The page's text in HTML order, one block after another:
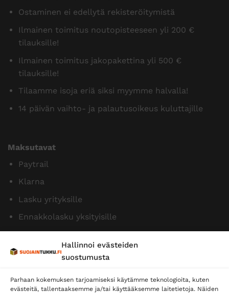
Hallinnoi evästeiden
suostumusta
Parhaan kokemuksen tarjoamiseksi käytämme teknologioita, kuten
evästeitä, tallentaaksemme ja/tai käyttääksemme laitetietoja. Näiden
Ostaminen ei edellytä rekisteröitymistä
Ilmainen toimitus noutopisteeseen yli 200 €
tilauksille!
Ilmainen toimitus jakopakettina yli 500 €
tilauksille!
Tilaamme isoja eriä siksi myymme halvalla!
14 päivän vaihto- ja palautusoikeus kuluttajille
Maksutavat
Paytrail
Klarna
Lasku yrityksille
Ennakkolasku yksityisille